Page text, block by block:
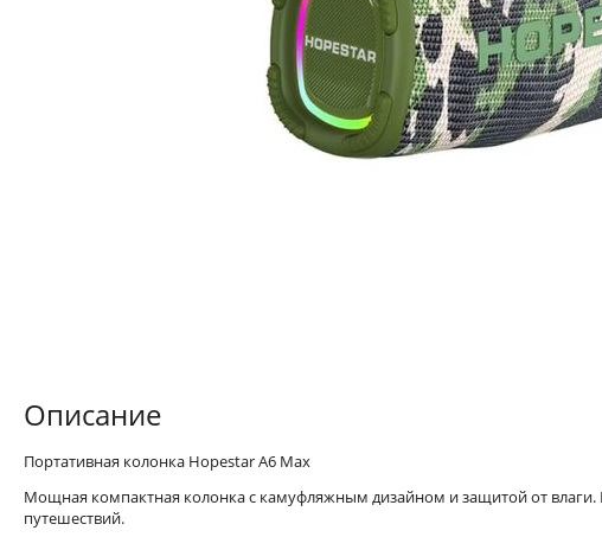
Описание
Портативная колонка Hopestar A6 Max
Мощная компактная колонка с камуфляжным дизайном и защитой от
путешествий.